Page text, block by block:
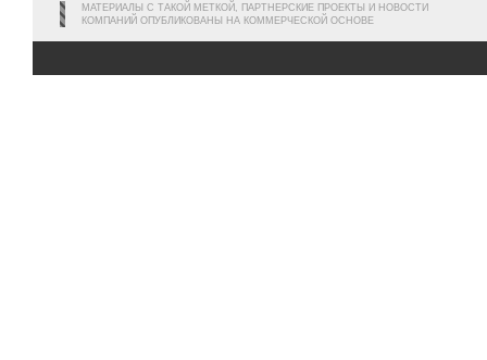
МАТЕРИАЛЫ С ТАКОЙ МЕТКОЙ, ПАРТНЕРСКИЕ ПРОЕКТЫ И НОВОСТИ
КОМПАНИЙ ОПУБЛИКОВАНЫ НА КОММЕРЧЕСКОЙ ОСНОВЕ